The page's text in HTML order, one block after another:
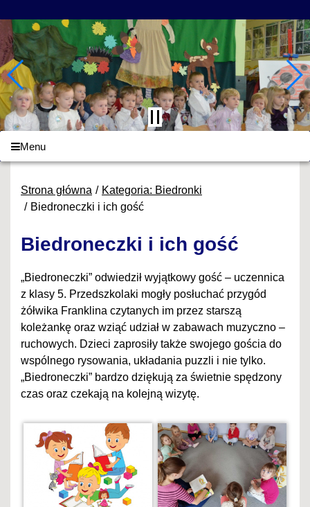
Menu
Strona główna
Kategoria: Biedronki
Biedroneczki i ich gość
Biedroneczki i ich gość
„Biedroneczki” odwiedził wyjątkowy gość – uczennica
z klasy 5. Przedszkolaki mogły posłuchać przygód
żółwika Franklina czytanych im przez starszą
koleżankę oraz wziąć udział w zabawach muzyczno –
ruchowych. Dzieci zaprosiły także swojego gościa do
wspólnego rysowania, układania puzzli i nie tylko.
„Biedroneczki” bardzo dziękują za świetnie spędzony
czas oraz czekają na kolejną wizytę.